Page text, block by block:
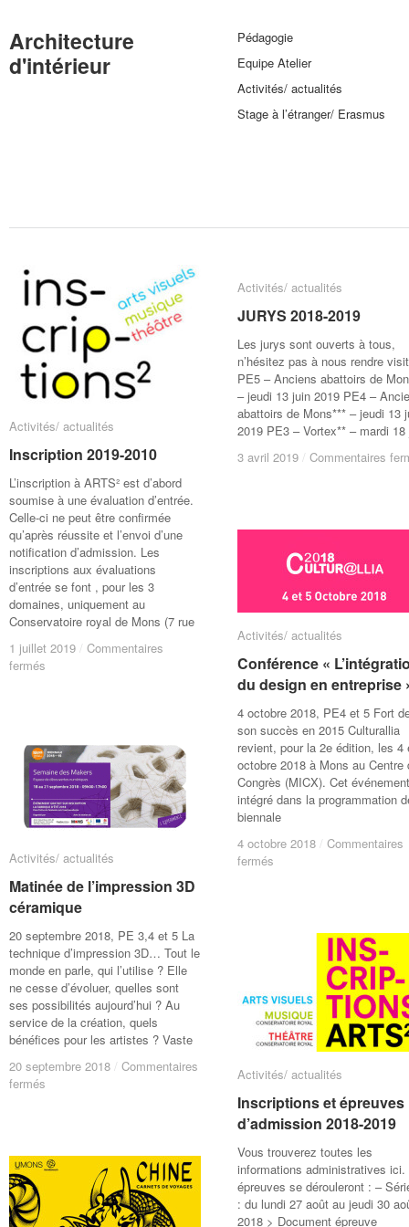
Architecture
d'intérieur
Pédagogie
Equipe Atelier
Activités/ actualités
Stage à l’étranger/ Erasmus
Activités/ actualités
Inscription 2019-2010
L’inscription à ARTS² est d’abord
soumise à une évaluation d’entrée.
Celle-ci ne peut être confirmée
qu’après réussite et l’envoi d’une
notification d’admission. Les
inscriptions aux évaluations
d’entrée se font , pour les 3
domaines, uniquement au
Conservatoire royal de Mons (7 rue
1 juillet 2019 / Commentaires
fermés
Activités/ actualités
Inscription 2019-2010
1 juillet 2019 / Commentaires
fermés
Activités/ actualités
JURYS 2018-2019
Les jurys sont ouverts à tous,
n’hésitez pas à nous rendre
PE5 – Anciens abattoirs de
– jeudi 13 juin 2019 PE4 –
abattoirs de Mons*** – jeudi 13
2019 PE3 – Vortex** – mardi 18
3 avril 2019 / Commentaires
Activités/ actualités
JURYS 2018-2019
3 avril 2019 / Commentaires
Activités/ actualités
Conférence «
du design en entreprise
4 octobre 2018, PE4 et 5 Fort
son succès en 2015 Culturallia
revient, pour la 2e édition, les 4
octobre 2018 à Mons au Centre
Congrès (MICX). Cet
intégré dans la programmation
biennale
4 octobre 2018 / Commentaires
fermés
entreprise »
Activités/ actualités
Conférence «
du design en entreprise
4 octobre 2018 / Commentaires
fermés
entreprise »
Activités/ actualités
Matinée de l’impression 3D
céramique
20 septembre 2018, PE 3,4 et 5 La
technique d’impression 3D… Tout le
monde en parle, qui l’utilise ? Elle
ne cesse d’évoluer, quelles sont
ses possibilités aujourd’hui ? Au
service de la création, quels
bénéfices pour les artistes ? Vaste
20 septembre 2018 / Commentaires
fermés
3D
céramique
Activités/ actualités
Matinée de l’impression 3D
céramique
20 septembre 2018 / Commentaires
fermés
3D
céramique
Activités/ actualités
Inscriptions et épreuves
d’admission 2018-2019
Vous trouverez toutes les
informations administratives ici.
épreuves se dérouleront : –
: du lundi 27 août au jeudi 30
2018 > Document épreuve
Activités/ actualités
Inscriptions et épreuves
d’admission 2018-2019